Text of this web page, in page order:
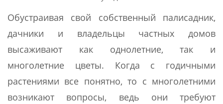
Обустраивая свой собственный палисадник,
дачники и владельцы частных домов
высаживают как однолетние, так и
многолетние цветы. Когда с годичными
растениями все понятно, то с многолетними
возникают вопросы, ведь они требуют